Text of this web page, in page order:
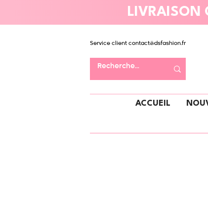
LIVRAISON
Service client contact@dsfashion.fr
ACCUEIL